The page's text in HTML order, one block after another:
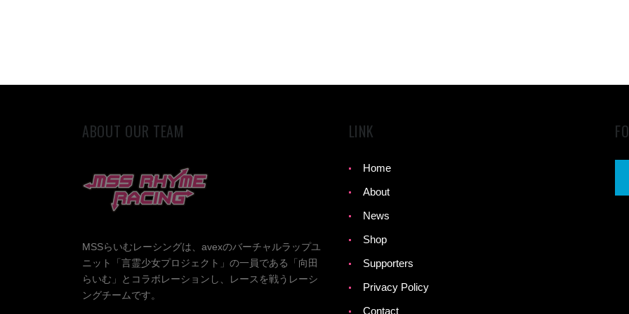
ABOUT OUR TEAM
MSSらいむレーシングは、avexのバーチャルラップユ
ニット「言霊少女プロジェクト」の一員である「向田
らいむ」とコラボレーションし、レースを戦うレーシ
ングチームです。
LINK
Home
About
News
Shop
Supporters
Privacy Policy
Contact